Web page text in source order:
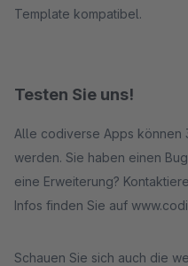
Template kompatibel.
Testen Sie uns!
Alle codiverse Apps
werden. Sie haben einen
eine Erweiterung?
Infos finden Sie auf
Schauen Sie sich auch die